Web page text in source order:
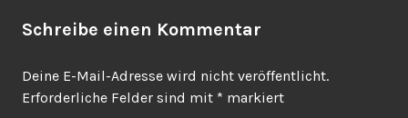
Schreibe einen Kommentar
Deine E-Mail-Adresse wird nicht veröffentlicht.
Erforderliche Felder sind mit * markiert